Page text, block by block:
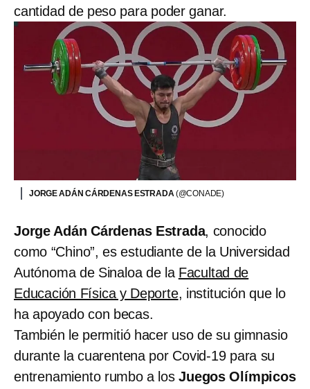
cantidad de peso para poder ganar.
JORGE ADÁN CÁRDENAS ESTRADA(@CONADE)
Jorge Adán Cárdenas Estrada, conocido
como “Chino”, es estudiante de la Universidad
Autónoma de Sinaloa de la Facultad de
Educación Física y Deporte, institución que lo
ha apoyado con becas.
También le permitió hacer uso de su gimnasio
durante la cuarentena por Covid-19 para su
entrenamiento rumbo a losJuegos Olímpicos